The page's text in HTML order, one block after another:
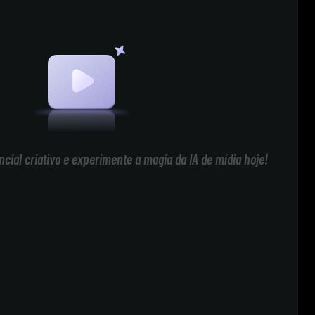
criativo e experimente a magia da IA de mídia hoje!